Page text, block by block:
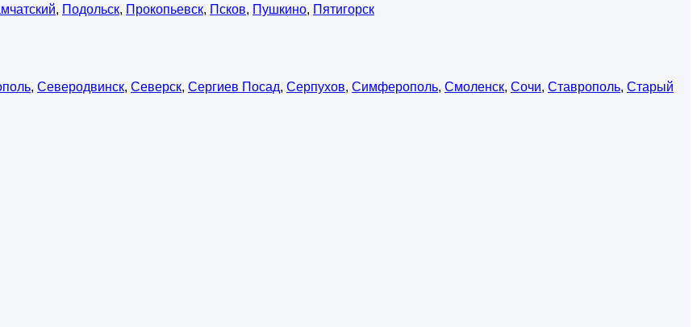
, Подольск, Прокопьевск, Псков, Пушкино, Пятигорск
, Северодвинск, Северск, Сергиев Посад, Серпухов, Симферополь, Смоленск, Сочи, Ставрополь, Старый